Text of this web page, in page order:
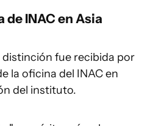
INAC en Asia
distinción fue recibida por
la oficina del INAC en
del instituto.